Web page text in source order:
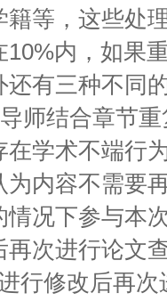
等，这些处
内，如果
有三种不同
师结合章节
学术不端行
内容不需要
况下参与本
次进行论文
行修改后再